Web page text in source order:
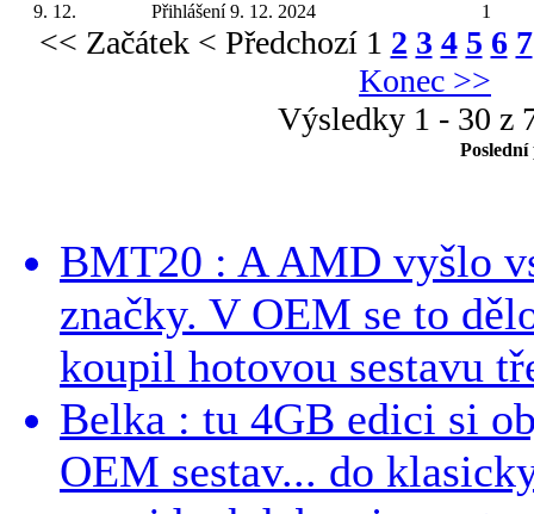
9. 12.
Přihlášení 9. 12. 2024 1
<< Začátek < Předchozí 1 2 3 4 5 6 7
Konec >>
Výsledky 1 - 30 z
BMT20 : A AMD vyšlo
značky. V OEM se to
koupil hotovou sestavu
Belka : tu 4GB edici si
OEM sestav... do